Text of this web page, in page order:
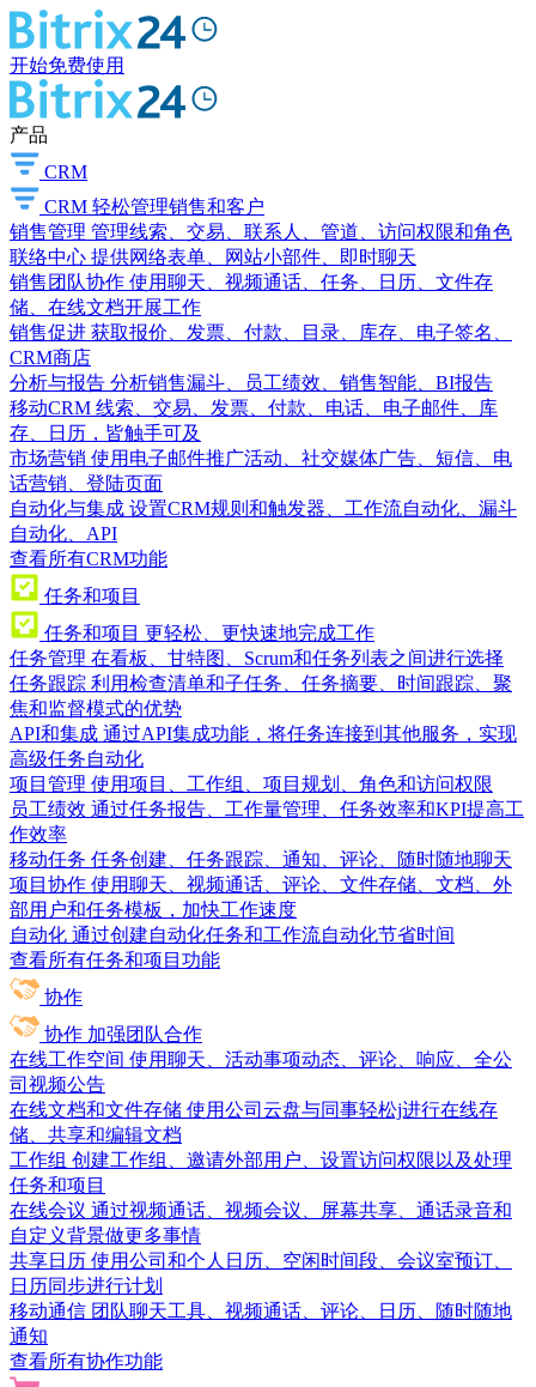
开始免费使用
产品
CRM
CRM 轻松管理销售和客户
销售管理 管理线索、交易、联系人、管道、访问权限和角色
联络中心 提供网络表单、网站小部件、即时聊天
销售团队协作 使用聊天、视频通话、任务、日历、文件存
储、在线文档开展工作
销售促进 获取报价、发票、付款、目录、库存、电子签名、
CRM商店
分析与报告 分析销售漏斗、员工绩效、销售智能、BI报告
移动CRM 线索、交易、发票、付款、电话、电子邮件、库
存、日历，皆触手可及
市场营销 使用电子邮件推广活动、社交媒体广告、短信、电
话营销、登陆页面
自动化与集成 设置CRM规则和触发器、工作流自动化、漏斗
自动化、API
查看所有CRM功能
任务和项目
任务和项目 更轻松、更快速地完成工作
任务管理 在看板、甘特图、Scrum和任务列表之间进行选择
任务跟踪 利用检查清单和子任务、任务摘要、时间跟踪、聚
焦和监督模式的优势
API和集成 通过API集成功能，将任务连接到其他服务，实现
高级任务自动化
项目管理 使用项目、工作组、项目规划、角色和访问权限
员工绩效 通过任务报告、工作量管理、任务效率和KPI提高工
作效率
移动任务 任务创建、任务跟踪、通知、评论、随时随地聊天
项目协作 使用聊天、视频通话、评论、文件存储、文档、外
部用户和任务模板，加快工作速度
自动化 通过创建自动化任务和工作流自动化节省时间
查看所有任务和项目功能
协作
协作 加强团队合作
在线工作空间 使用聊天、活动事项动态、评论、响应、全公
司视频公告
在线文档和文件存储 使用公司云盘与同事轻松j进行在线存
储、共享和编辑文档
工作组 创建工作组、邀请外部用户、设置访问权限以及处理
任务和项目
在线会议 通过视频通话、视频会议、屏幕共享、通话录音和
自定义背景做更多事情
共享日历 使用公司和个人日历、空闲时间段、会议室预订、
日历同步进行计划
移动通信 团队聊天工具、视频通话、评论、日历、随时随地
通知
查看所有协作功能